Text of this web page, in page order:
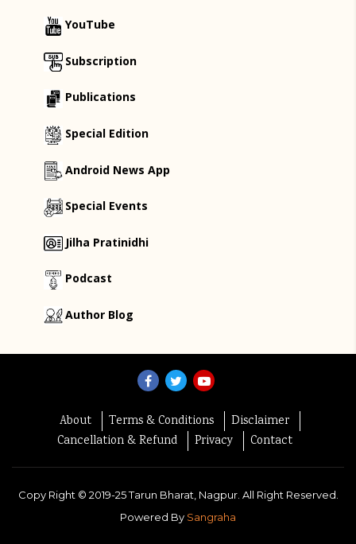
YouTube
Subscription
Publications
Special Edition
Android News App
Special Events
Jilha Pratinidhi
Podcast
Author Blog
About Terms & Conditions
Disclaimer
Cancellation & Refund
Privacy Contact
Copy Right © 2019-25Tarun Bharat, Nagpur. All Right Reserved.
Powered By Sangraha